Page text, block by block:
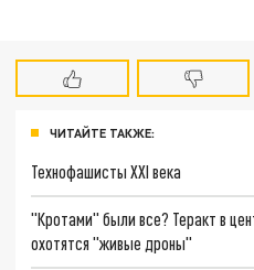
ЧИТАЙТЕ ТАКЖЕ:
Технофашисты XXI века
"Кротами" были все? Теракт в
охотятся "живые дроны"